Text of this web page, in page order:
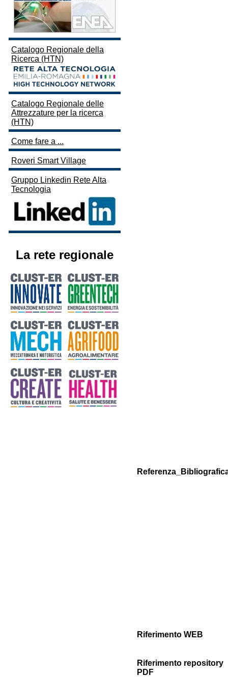
Catalogo Regionale della
Ricerca (HTN)
Catalogo Regionale delle
Attrezzature per la ricerca
(HTN)
Come fare a ...
Roveri Smart Village
Gruppo Linkedin Rete Alta
Tecnologia
La rete regionale
Riferimento WEB
Riferimento repository
PDF